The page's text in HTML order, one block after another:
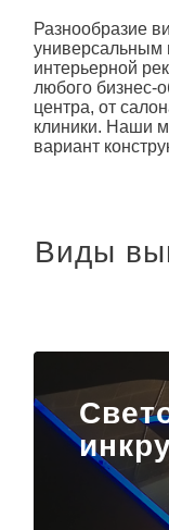
Разнообразие
универсальным
интерьерной
любого бизнес-
центра, от
клиники. Наши
вариант
Виды